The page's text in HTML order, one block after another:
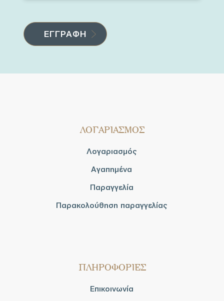
ΛΟΓΑΡΙΑΣΜΟΣ
Λογαριασμός
Αγαπημένα
Παραγγελία
Παρακολούθηση παραγγελίας
ΠΛΗΡΟΦΟΡΙΕΣ
Επικοινωνία